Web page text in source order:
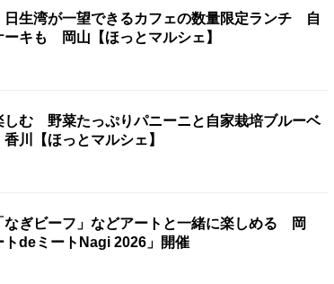
日生湾が一望できるカフェの数量限定ランチ 自
ーキも 岡山【ほっとマルシェ】
しむ 野菜たっぷりパニーニと自家栽培ブルーベ
川【ほっとマルシェ】
なぎビーフ」などアートと一緒に楽しめる 岡
トdeミートNagi 2026」開催